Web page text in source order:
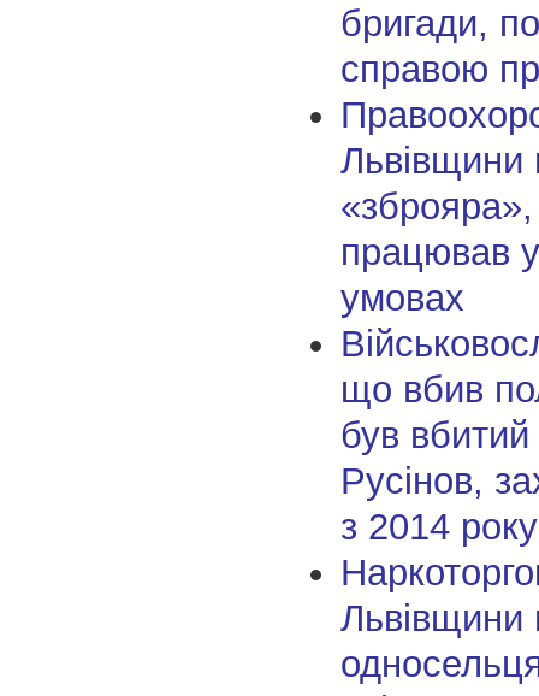
бригади,
справою
Львівщини
працював
умовах
що вбив
був
Русінов,
з 2014 року
Львівщини